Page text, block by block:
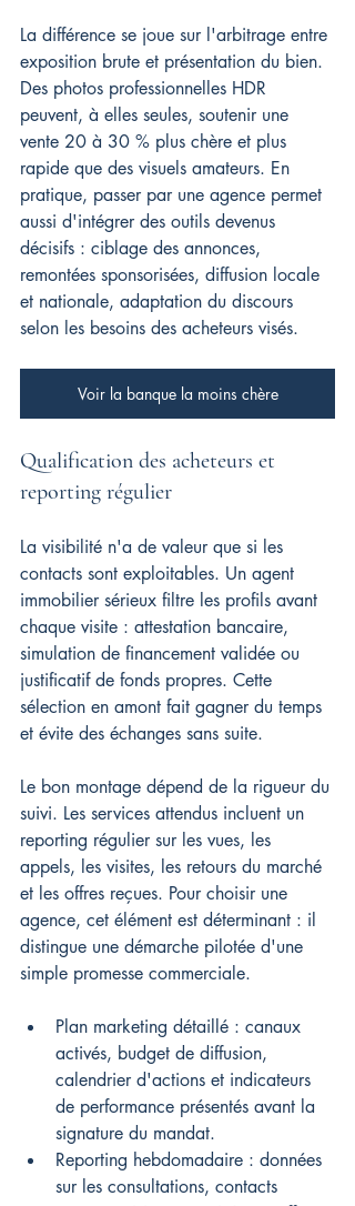
La différence se joue sur l'arbitrage entre
exposition brute et présentation du bien.
Des photos professionnelles HDR
peuvent, à elles seules, soutenir une
vente 20 à 30 % plus chère et plus
rapide que des visuels amateurs. En
pratique, passer par une agence permet
aussi d'intégrer des outils devenus
décisifs : ciblage des annonces,
remontées sponsorisées, diffusion locale
et nationale, adaptation du discours
selon les besoins des acheteurs visés.
Voir la banque la moins chère
Qualification des acheteurs et
reporting régulier
La visibilité n'a de valeur que si les
contacts sont exploitables. Un agent
immobilier sérieux filtre les profils avant
chaque visite : attestation bancaire,
simulation de financement validée ou
justificatif de fonds propres. Cette
sélection en amont fait gagner du temps
et évite des échanges sans suite.
Le bon montage dépend de la rigueur du
suivi. Les services attendus incluent un
reporting régulier sur les vues, les
appels, les visites, les retours du marché
et les offres reçues. Pour choisir une
agence, cet élément est déterminant : il
distingue une démarche pilotée d'une
simple promesse commerciale.
Plan marketing détaillé : canaux
activés, budget de diffusion,
calendrier d'actions et indicateurs
de performance présentés avant la
signature du mandat.
Reporting hebdomadaire : données
sur les consultations, contacts